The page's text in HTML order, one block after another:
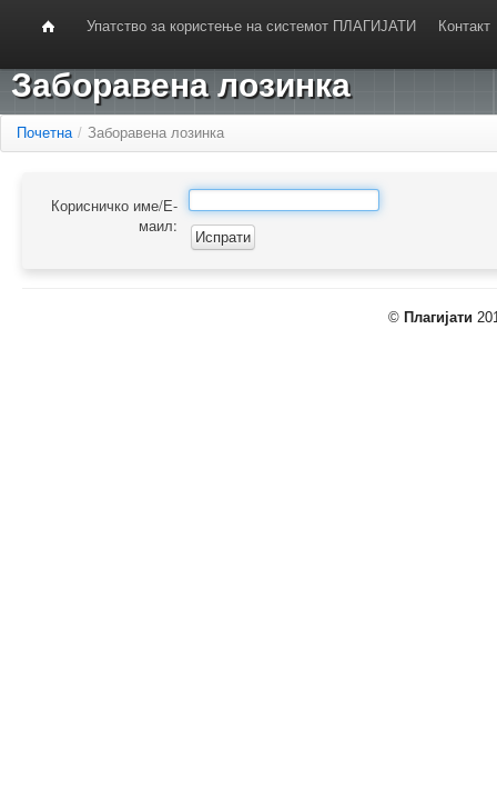
Упатство за користење на системот ПЛАГИЈАТИ Контакт
Заборавена лозинка
Почетна / Заборавена лозинка
Корисничко име/Е-
маил:
© Плагијати